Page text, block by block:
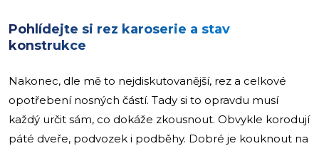
Pohlídejte si rez karoserie a stav
konstrukce
Nakonec, dle mě to nejdiskutovanější, rez a celkové
opotřebení nosných částí. Tady si to opravdu musí
každý určit sám, co dokáže zkousnout. Obvykle korodují
páté dveře, podvozek i podběhy. Dobré je kouknout na